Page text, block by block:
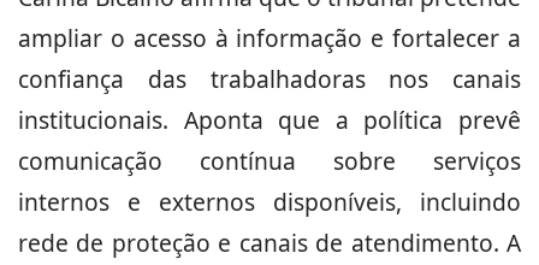
ampliar o acesso à informação e fortalecer a
confiança das trabalhadoras nos canais
institucionais. Aponta que a política prevê
comunicação contínua sobre serviços
internos e externos disponíveis, incluindo
rede de proteção e canais de atendimento. A